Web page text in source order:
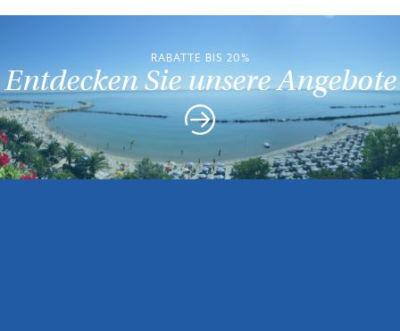
RABATTE BIS 20%
Entdecken Sie unsere Angebote